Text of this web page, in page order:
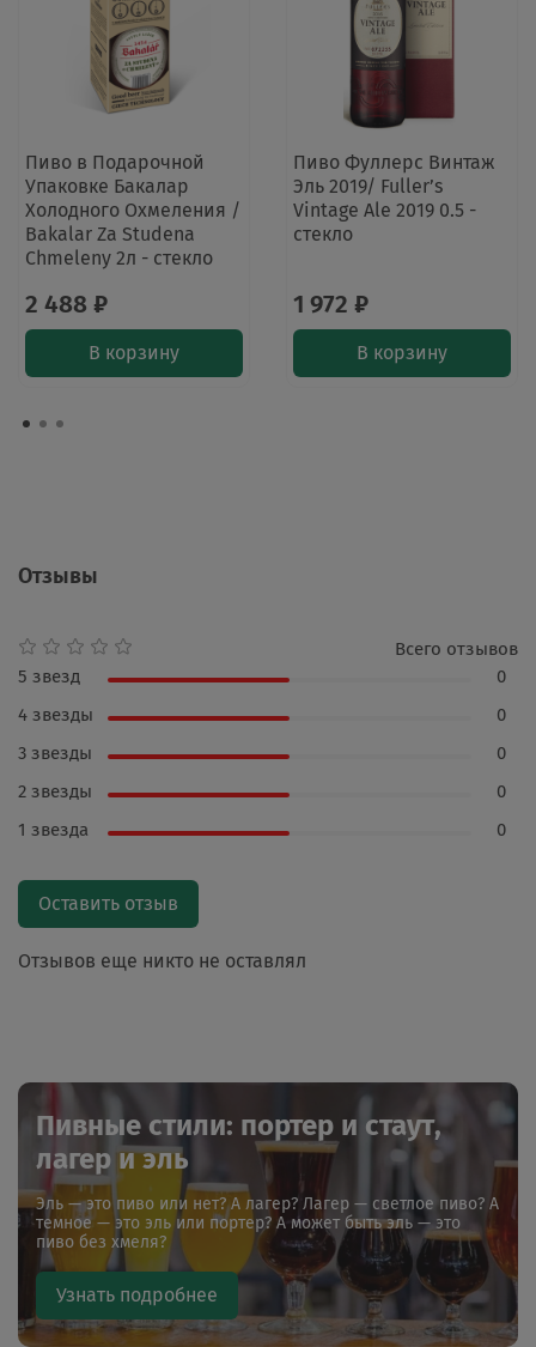
Пиво в Подарочной
Упаковке Бакалар
Холодного Охмеления /
Bakalar Za Studena
Chmeleny 2л - стекло
2 488 ₽
В корзину
Пиво Фуллерс Винтаж
Эль 2019/ Fuller’s
Vintage Ale 2019 0.5 -
стекло
1 972 ₽
В корзину
Отзывы
Отзывов еще никто не оставлял
Всего отзывов
5 звезд
0
4 звезды
0
3 звезды
0
2 звезды
0
1 звезда
0
Оставить отзыв
Пивные стили: портер и стаут,
лагер и эль
Эль — это пиво или нет? А лагер? Лагер — светлое пиво? А
темное — это эль или портер? А может быть эль — это
пиво без хмеля?
Узнать подробнее